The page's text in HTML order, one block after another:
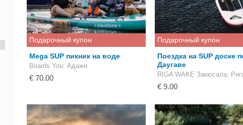
Подарочный купон
Mega SUP пикник на воде
Boards You: Адажи
€ 70.00
Подарочный купон
Поездка на SUP доске
Даугаве
RIGA WAKE Закюсала:
€ 9.00